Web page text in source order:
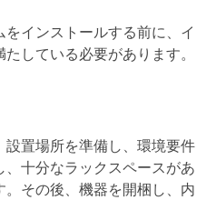
インストールする前に、イ
している必要があります。
設置場所を準備し、環境要件
、十分なラックスペースがあ
。その後、機器を開梱し、内